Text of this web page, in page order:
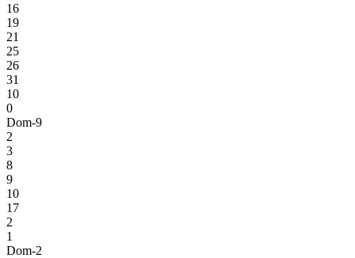
16
19
21
25
26
31
10
0
Dom-9
2
3
8
9
10
17
2
1
Dom-2